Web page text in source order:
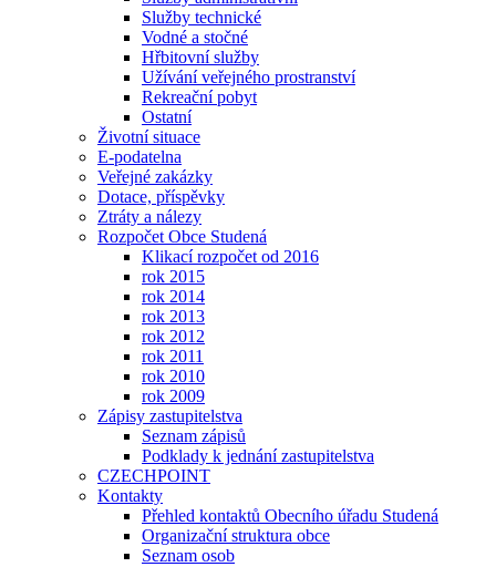
Služby technické
Vodné a stočné
Hřbitovní služby
Užívání veřejného prostranství
Rekreační pobyt
Ostatní
Životní situace
E-podatelna
Veřejné zakázky
Dotace, příspěvky
Ztráty a nálezy
Rozpočet Obce Studená
Klikací rozpočet od 2016
rok 2015
rok 2014
rok 2013
rok 2012
rok 2011
rok 2010
rok 2009
Zápisy zastupitelstva
Seznam zápisů
Podklady k jednání zastupitelstva
CZECHPOINT
Kontakty
Přehled kontaktů Obecního úřadu Studená
Organizační struktura obce
Seznam osob